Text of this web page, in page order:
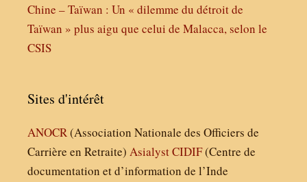
Chine – Taïwan : Un « dilemme du détroit de
Taïwan » plus aigu que celui de Malacca, selon le
CSIS
Sites d'intérêt
ANOCR(Association Nationale des Officiers de
Carrière en Retraite) AsialystCIDIF(Centre de
documentation et d’information de l’Inde